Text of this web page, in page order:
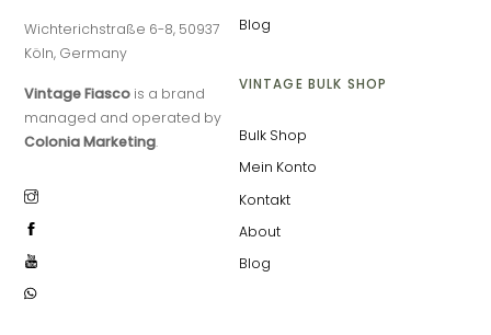
Wichterichstraße 6-8, 50937
Köln, Germany
Vintage Fiasco is a brand
managed and operated by
Colonia Marketing.
Blog
VINTAGE BULK SHOP
Bulk Shop
Mein Konto
Kontakt
About
Blog